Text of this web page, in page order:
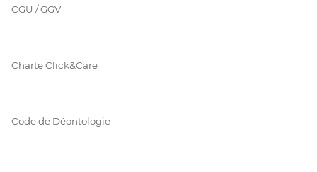
CGU / GGV
Charte Click&Care
Code de Déontologie